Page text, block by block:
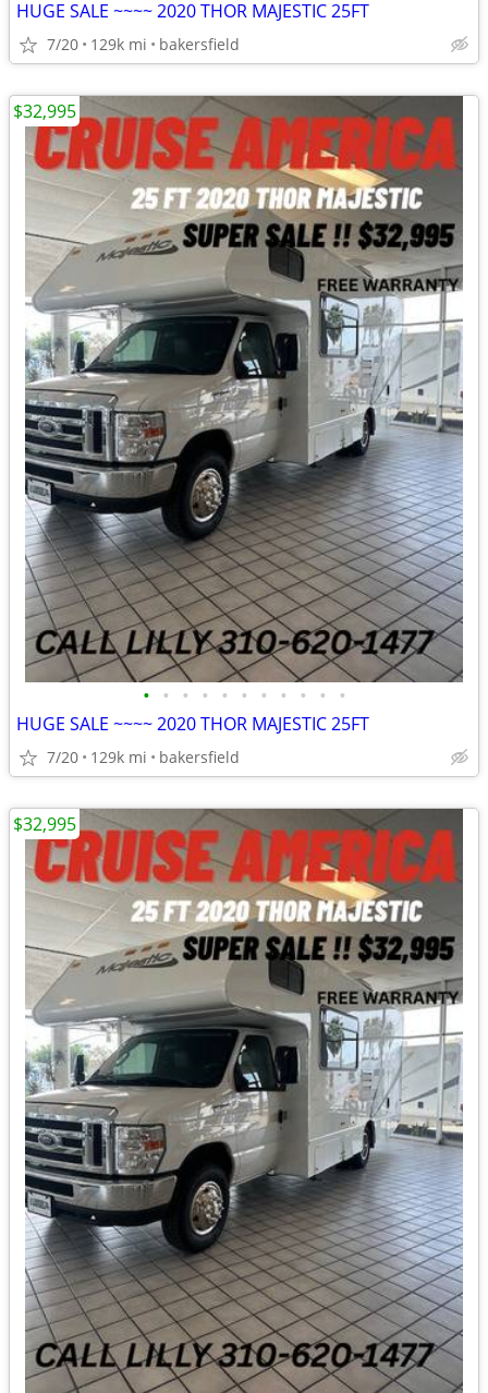
HUGE SALE ~~~~ 2020 THOR MAJESTIC 25FT
7/20 129k mi bakersfield
• • • • • • • • • • •
HUGE SALE ~~~~ 2020 THOR MAJESTIC 25FT
7/20 129k mi bakersfield
$32,995
$32,995